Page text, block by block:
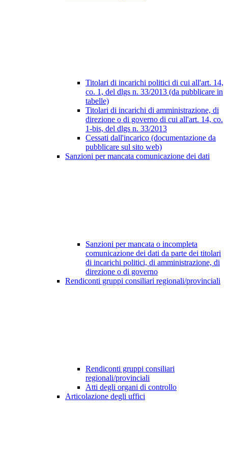
Titolari di incarichi politici di cui all'art. 14,
co. 1, del dlgs n. 33/2013 (da pubblicare in
tabelle)
Titolari di incarichi di amministrazione, di
direzione o di governo di cui all'art. 14, co.
1-bis, del dlgs n. 33/2013
Cessati dall'incarico (documentazione da
pubblicare sul sito web)
Sanzioni per mancata comunicazione dei dati
Sanzioni per mancata o incompleta
comunicazione dei dati da parte dei titolari
di incarichi politici, di amministrazione, di
direzione o di governo
Rendiconti gruppi consiliari regionali/provinciali
Rendiconti gruppi consiliari
regionali/provinciali
Atti degli organi di controllo
Articolazione degli uffici